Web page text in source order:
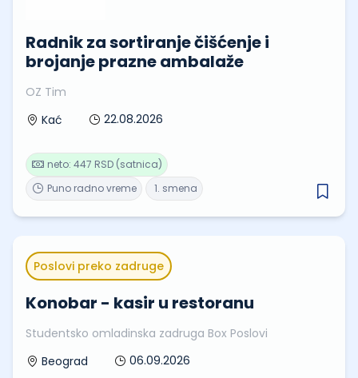
Radnik za sortiranje čišćenje i
brojanje prazne ambalaže
OZ Tim
Kać
22.08.2026
1. smena
Puno radno vreme
neto: 447 RSD (satnica)
Poslovi preko zadruge
Konobar - kasir u restoranu
Studentsko omladinska zadruga Box Poslovi
Beograd
06.09.2026